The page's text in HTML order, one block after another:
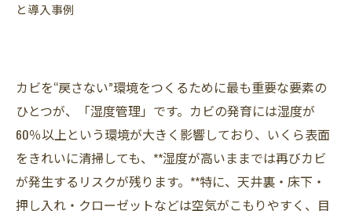
と導入事例
カビを“戻さない”環境をつくるために最も重要な要素の
ひとつが、「湿度管理」です。カビの発育には湿度が
60％以上という環境が大きく影響しており、いくら表面
をきれいに清掃しても、**湿度が高いままでは再びカビ
が発生するリスクが残ります。**特に、天井裏・床下・
押し入れ・クローゼットなどは空気がこもりやすく、目